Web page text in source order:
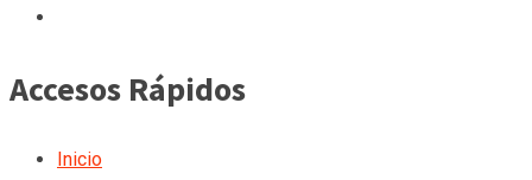
Accesos Rápidos
Inicio